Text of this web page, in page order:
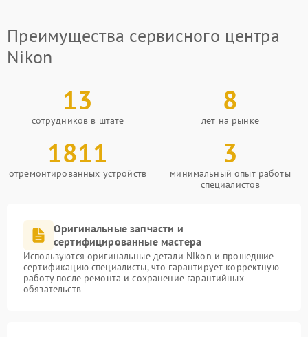
Преимущества сервисного центра
Nikon
13
сотрудников в штате
8
лет на рынке
1811
отремонтированных устройств
3
минимальный опыт работы
специалистов
Оригинальные запчасти и
сертифицированные мастера
Используются оригинальные детали Nikon и прошедшие
сертификацию специалисты, что гарантирует корректную
работу после ремонта и сохранение гарантийных
обязательств